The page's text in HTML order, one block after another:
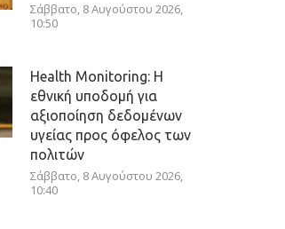
Σάββατο, 8 Αυγούστου 2026,
10:50
Health Monitoring: Η
εθνική υποδομή για
αξιοποίηση δεδομένων
υγείας προς όφελος των
πολιτών
Σάββατο, 8 Αυγούστου 2026,
10:40